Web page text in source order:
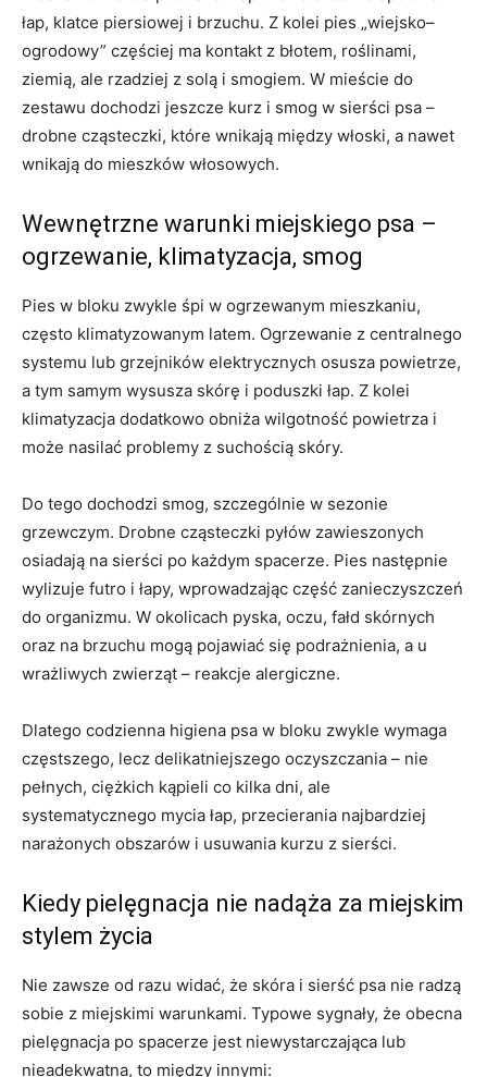
łap, klatce piersiowej i brzuchu. Z kolei pies „wiejsko–
ogrodowy” częściej ma kontakt z błotem, roślinami,
ziemią, ale rzadziej z solą i smogiem. W mieście do
zestawu dochodzi jeszcze kurz i smog w sierści psa –
drobne cząsteczki, które wnikają między włoski, a nawet
wnikają do mieszków włosowych.
Wewnętrzne warunki miejskiego psa –
ogrzewanie, klimatyzacja, smog
Pies w bloku zwykle śpi w ogrzewanym mieszkaniu,
często klimatyzowanym latem. Ogrzewanie z centralnego
systemu lub grzejników elektrycznych osusza powietrze,
a tym samym wysusza skórę i poduszki łap. Z kolei
klimatyzacja dodatkowo obniża wilgotność powietrza i
może nasilać problemy z suchością skóry.
Do tego dochodzi smog, szczególnie w sezonie
grzewczym. Drobne cząsteczki pyłów zawieszonych
osiadają na sierści po każdym spacerze. Pies następnie
wylizuje futro i łapy, wprowadzając część zanieczyszczeń
do organizmu. W okolicach pyska, oczu, fałd skórnych
oraz na brzuchu mogą pojawiać się podrażnienia, a u
wrażliwych zwierząt – reakcje alergiczne.
Dlatego codzienna higiena psa w bloku zwykle wymaga
częstszego, lecz delikatniejszego oczyszczania – nie
pełnych, ciężkich kąpieli co kilka dni, ale
systematycznego mycia łap, przecierania najbardziej
narażonych obszarów i usuwania kurzu z sierści.
Kiedy pielęgnacja nie nadąża za miejskim
stylem życia
Nie zawsze od razu widać, że skóra i sierść psa nie radzą
sobie z miejskimi warunkami. Typowe sygnały, że obecna
pielęgnacja po spacerze jest niewystarczająca lub
nieadekwatna, to między innymi: